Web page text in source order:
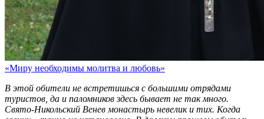
«Миру необходимы молитва и любовь»
В этой обители не встретишься с большими отрядами
туристов, да и паломников здесь бывает не так много.
Свято-Никольский Венев монастырь невелик и тих. Когда